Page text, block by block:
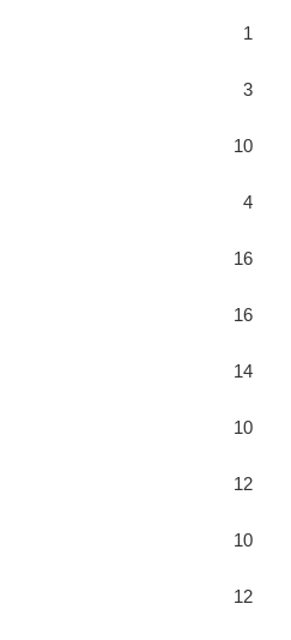
1
3
10
4
16
16
14
10
12
10
12